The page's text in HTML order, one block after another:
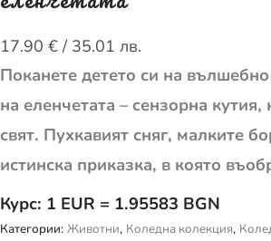
17.90 €/ 35.01 лв.
Поканете детето си на
на еленчетата – сензорна
свят. Пухкавият сняг, малките
истинска приказка, в която
Курс: 1 EUR = 1.95583 BGN
Категории: Животни, Коледна колекция,